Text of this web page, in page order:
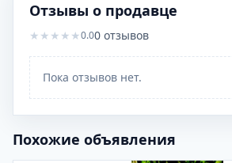
Отзывы о продавце
★ ★ ★ ★ ★0.00 отзывов
Пока отзывов нет.
Похожие объявления